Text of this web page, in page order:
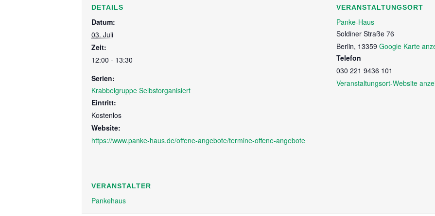
DETAILS
Datum:
03. Juli
Zeit:
12:00 - 13:30
Serien:
Krabbelgruppe Selbstorganisiert
Eintritt:
Kostenlos
Website:
https://www.panke-haus.de/offene-angebote/termine-offene-angebote
VERANSTALTUNGSORT
Panke-Haus
Soldiner Straße 76
Berlin, 13359 Google Karte
Telefon
030 221 9436 101
Veranstaltungsort-Website
VERANSTALTER
Pankehaus